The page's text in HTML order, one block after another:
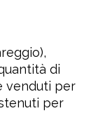
di
venduti per
per